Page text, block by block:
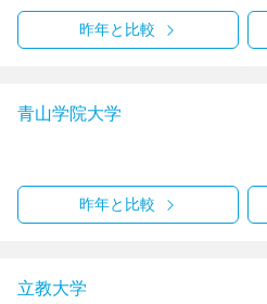
昨年と比較
青山学院大学
昨年と比較
立教大学